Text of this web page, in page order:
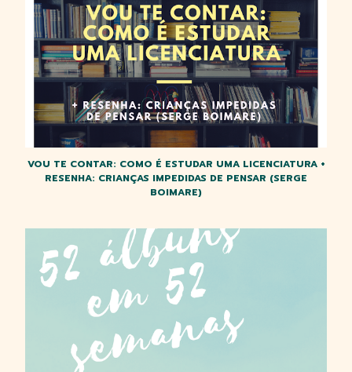
VOU TE CONTAR: COMO É ESTUDAR UMA LICENCIATURA +
RESENHA: CRIANÇAS IMPEDIDAS DE PENSAR (SERGE
BOIMARE)